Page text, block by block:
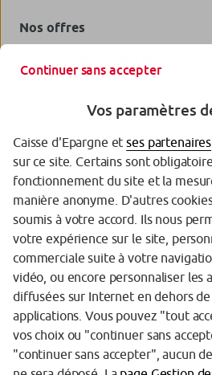
Nos offres
Garanties des dépôts
Protection des données
Politique cookies
Sécurité
Tarifs
Mentions légales
Continuer sans accepter
Vos paramètres
Caisse d'Epargne etses partenaires
sur ce site. Certains sont
fonctionnement du site et la
manière anonyme. D'autres
soumis à votre accord. Ils nous
votre expérience sur le site,
commerciale suite à votre
vidéo, ou encore personnaliser les
diffusées sur Internet en dehors
applications. Vous pouvez "tout
vos choix ou "continuer sans
"continuer sans accepter", aucun